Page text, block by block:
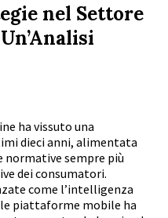
nel Settore
ha vissuto una
dieci anni, alimentata
normative sempre più
dei consumatori.
come l’intelligenza
piattaforme mobile ha